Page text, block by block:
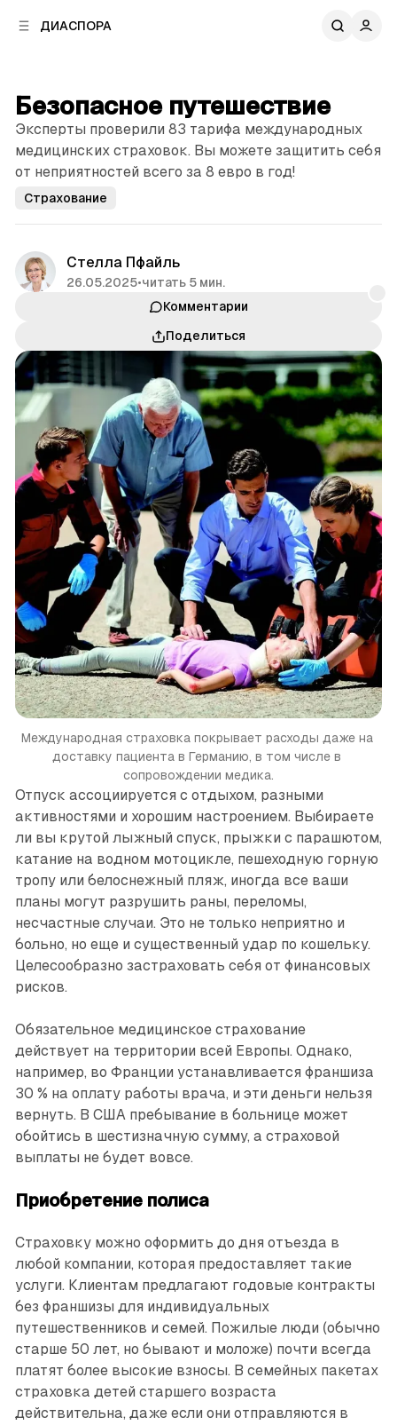
ДИАСПОРА
Безопасное путешествие
Эксперты проверили 83 тарифа международных
медицинских страховок. Вы можете защитить себя
от неприятностей всего за 8 евро в год!
Страхование
Стелла Пфайль
26.05.2025•читать 5 мин.
Комментарии
Поделиться
Международная страховка покрывает расходы даже на
доставку пациента в Германию, в том числе в
сопровождении медика.
Отпуск ассоциируется с отдыхом, разными
активностями и хорошим настроением. Выбираете
ли вы крутой лыжный спуск, прыжки с парашютом,
катание на водном мотоцикле, пешеходную горную
тропу или белоснежный пляж, иногда все ваши
планы могут разрушить раны, переломы,
несчастные случаи. Это не только неприятно и
больно, но еще и существенный удар по кошельку.
Целесообразно застраховать себя от финансовых
рисков.
Обязательное медицинское страхование
действует на территории всей Европы. Однако,
например, во Франции устанавливается франшиза
30 % на оплату работы врача, и эти деньги нельзя
вернуть. В США пребывание в больнице может
обойтись в шестизначную сумму, а страховой
выплаты не будет вовсе.
Приобретение полиса
Страховку можно оформить до дня отъезда в
любой компании, которая предоставляет такие
услуги. Клиентам предлагают годовые контракты
без франшизы для индивидуальных
путешественников и семей. Пожилые люди (обычно
старше 50 лет, но бывают и моложе) почти всегда
платят более высокие взносы. В семейных пакетах
страховка детей старшего возраста
действительна, даже если они отправляются в